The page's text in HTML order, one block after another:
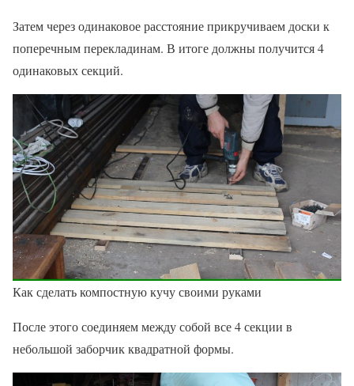
Затем через одинаковое расстояние прикручиваем доски к
поперечным перекладинам. В итоге должны получится 4
одинаковых секций.
Как сделать компостную кучу своими руками
После этого соединяем между собой все 4 секции в
небольшой заборчик квадратной формы.